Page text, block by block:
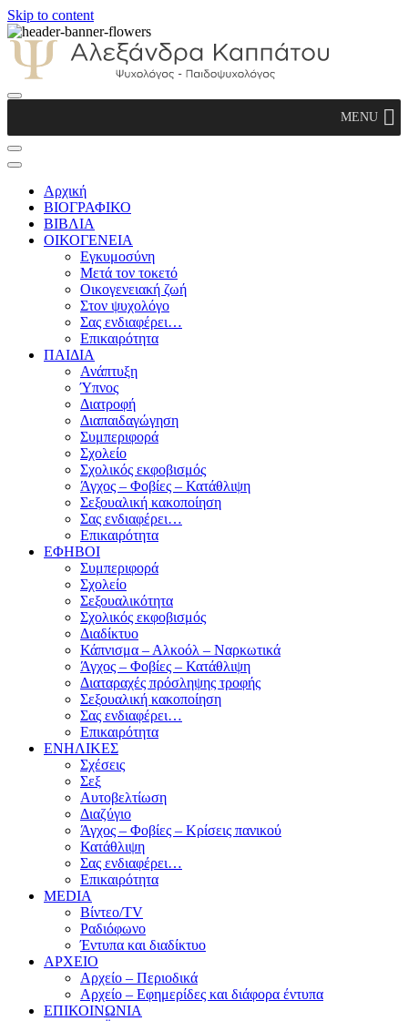
Skip to content
Παιδοψυχολόγος
MENU
Αρχική
ΒΙΟΓΡΑΦΙΚΟ
ΒΙΒΛΙΑ
ΟΙΚΟΓΕΝΕΙΑ
Εγκυμοσύνη
Μετά τον τοκετό
Οικογενειακή ζωή
Στον ψυχολόγο
Σας ενδιαφέρει…
Επικαιρότητα
ΠΑΙΔΙΑ
Ανάπτυξη
Ύπνος
Διατροφή
Διαπαιδαγώγηση
Συμπεριφορά
Σχολείο
Σχολικός εκφοβισμός
Άγχος – Φοβίες – Κατάθλιψη
Σεξουαλική κακοποίηση
Σας ενδιαφέρει…
Επικαιρότητα
ΕΦΗΒΟΙ
Συμπεριφορά
Σχολείο
Σεξουαλικότητα
Σχολικός εκφοβισμός
Διαδίκτυο
Κάπνισμα – Αλκοόλ – Ναρκωτικά
Άγχος – Φοβίες – Κατάθλιψη
Διαταραχές πρόσληψης τροφής
Σεξουαλική κακοποίηση
Σας ενδιαφέρει…
Επικαιρότητα
ΕΝΗΛΙΚΕΣ
Σχέσεις
Σεξ
Αυτοβελτίωση
Διαζύγιο
Άγχος – Φοβίες – Κρίσεις πανικού
Κατάθλιψη
Σας ενδιαφέρει…
Επικαιρότητα
MEDIA
Βίντεο/TV
Ραδιόφωνο
Έντυπα και διαδίκτυο
ΑΡΧΕΙΟ
Αρχείο – Περιοδικά
Αρχείο – Εφημερίδες και διάφορα έντυπα
ΕΠΙΚΟΙΝΩΝΙΑ